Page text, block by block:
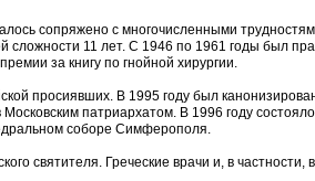
сопряжено с многочисленными
сложности 11 лет. С 1946 по 1961 годы был
за книгу по гнойной хирургии.
просиявших. В 1995 году был
патриархатом. В 1996 году
соборе Симферополя.
святителя. Греческие врачи и, в частности,